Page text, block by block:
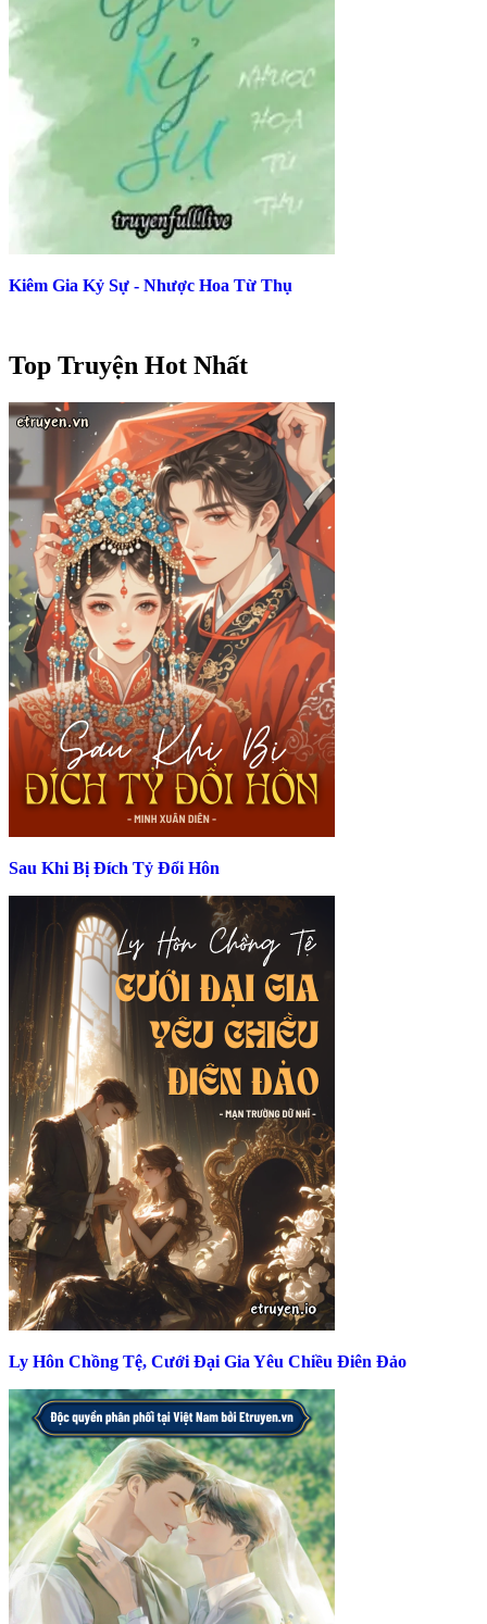
Kiêm Gia Kỷ Sự - Nhược Hoa Từ Thụ
Top Truyện Hot Nhất
Sau Khi Bị Đích Tỷ Đổi Hôn
Ly Hôn Chồng Tệ, Cưới Đại Gia Yêu Chiều Điên Đảo